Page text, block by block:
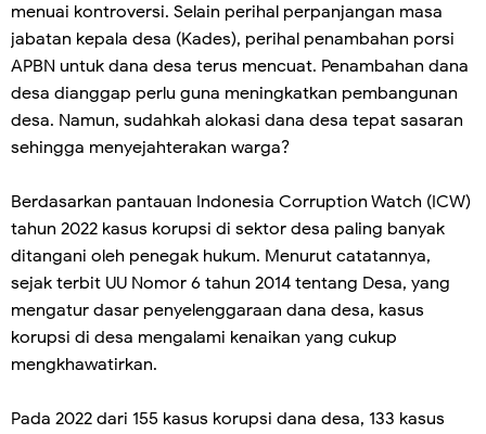
menuai kontroversi. Selain perihal perpanjangan masa
jabatan kepala desa (Kades), perihal penambahan porsi
APBN untuk dana desa terus mencuat. Penambahan dana
desa dianggap perlu guna meningkatkan pembangunan
desa. Namun, sudahkah alokasi dana desa tepat sasaran
sehingga menyejahterakan warga?
Berdasarkan pantauan Indonesia Corruption Watch (ICW)
tahun 2022 kasus korupsi di sektor desa paling banyak
ditangani oleh penegak hukum. Menurut catatannya,
sejak terbit UU Nomor 6 tahun 2014 tentang Desa, yang
mengatur dasar penyelenggaraan dana desa, kasus
korupsi di desa mengalami kenaikan yang cukup
mengkhawatirkan.
Pada 2022 dari 155 kasus korupsi dana desa, 133 kasus